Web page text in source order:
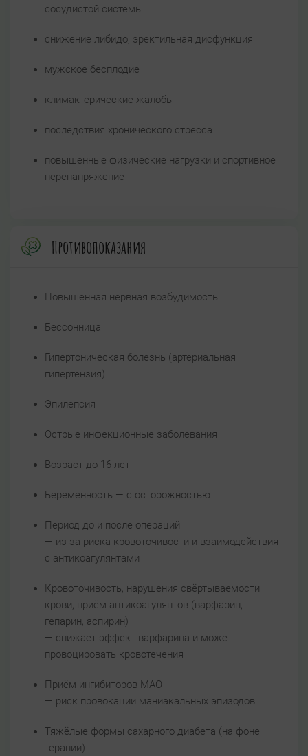
сосудистой системы
снижение либидо, эректильная дисфункция
мужское бесплодие
климактерические жалобы
последствия хронического стресса
повышенные физические нагрузки и спортивное
перенапряжение
Противопоказания
Повышенная нервная возбудимость
Бессонница
Гипертоническая болезнь (артериальная
гипертензия)
Эпилепсия
Острые инфекционные заболевания
Возраст до 16 лет
Беременность — с осторожностью
Период до и после операций
— из-за риска кровоточивости и взаимодействия
с антикоагулянтами
Кровоточивость, нарушения свёртываемости
крови, приём антикоагулянтов (варфарин,
гепарин, аспирин)
— снижает эффект варфарина и может
провоцировать кровотечения
Приём ингибиторов МАО
— риск провокации маниакальных эпизодов
Тяжёлые формы сахарного диабета (на фоне
терапии)